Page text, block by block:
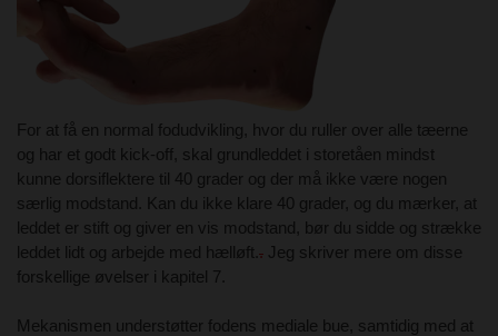
For at få en normal fodudvikling, hvor du ruller over alle tæerne
og har et godt kick-off, skal grundleddet i storetåen mindst
kunne dorsiflektere til 40 grader og der må ikke være nogen
særlig modstand. Kan du ikke klare 40 grader, og du mærker, at
leddet er stift og giver en vis modstand, bør du sidde og strække
leddet lidt og arbejde med hælløft. . Jeg skriver mere om disse
forskellige øvelser i kapitel 7.
Mekanismen understøtter fodens mediale bue, samtidig med at